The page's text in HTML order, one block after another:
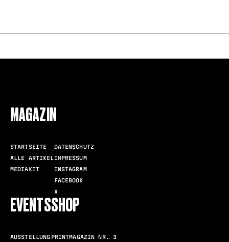
MAGAZIN
STARTSEITE
ALLE ARTIKEL
MEDIAKIT
DATENSCHUTZ
IMPRESSUM
INSTAGRAM
FACEBOOK
X
EVENTS
AUSSTELLUNG
SHOP
PRINTMAGAZIN NR. 3